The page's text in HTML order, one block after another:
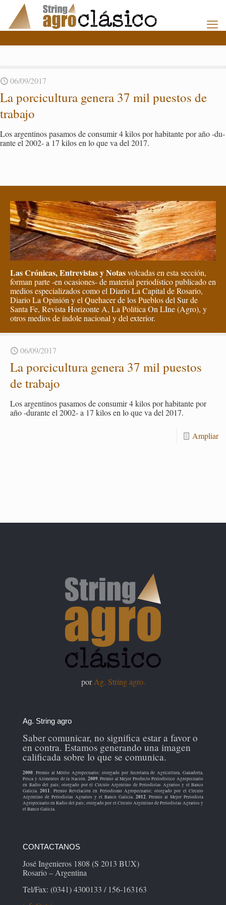
06/09/2017
La por­ci­cul­tu­ra ge­ne­ra 37 mil pues­tos de
tra­ba­jo
Los ar­gen­ti­nos pa­sa­mos de con­su­mir 4 kilos por ha­bi­tan­te por año -du­
ran­te el 2002- a 17 kilos en lo que va del 2017.
Las Crónicas, Entrevistas y Notasvolcadas en esta sección,
forman parte -en ocasiones- de material periodístico publicado en
medios especializados como el Diario La Capital de Rosario,
Diario La Opinión y el Quehacer de los Pueblos del Sur de
Santa Fe, Revista Horizonte A, La Política On LIne (Agro), y
otros medios de índole nacional y del exterior.
06/09/2017
La por­ci­cul­tu­ra ge­ne­ra 37 mil pues­tos
de tra­ba­jo
Los ar­gen­ti­nos pa­sa­mos de con­su­mir 4 kilos por ha­bi­tan­te por
año -du­ran­te el 2002- a 17 kilos en lo que va del 2017.
Am­pliar
porAg. String agro.
Ag. String agro
Saber comunicar, no significa estar a favor o
en contra. Estamos generando una imagen
calificada sobre lo que se comunica.
2000. Premio al Mérito Agropecuario; otorgado por Secretaría de Agricultura, Ganadería,
Pesca y Alimentos de la Nación. 2009. Premio al Mejor Producto Periodístico Agropecuario
en Radio del país; otorgado por el Círculo Argentino de Periodistas Agrarios y el Banco
Galicia.2011. Premio Revelación en Periodismo Agropecuario; otorgado por el Círculo
Argentino de Periodistas Agrarios y el Banco Galicia. 2012. Premio al Mejor Periodista
Agropecuario en Radio del país; otorgado por el Círculo Argentino de Periodistas Agrarios y
el Banco Galicia.
CONTACTANOS
José Ingenieros 1808 (S 2013 BUX)
Rosario – Argentina
Tel/Fax: (0341) 4300133 / 156-163163